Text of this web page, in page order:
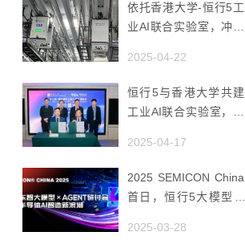
依托香港大学-恒行5工
业AI联合实验室，冲破
花板”
2025-04-22
恒行5与香港大学共建
工业AI联合实验室，推
创新枢纽
2025-04-17
2025 SEMICON China
首日，恒行5大模型 ×
体AI智造新浪潮
2025-03-28